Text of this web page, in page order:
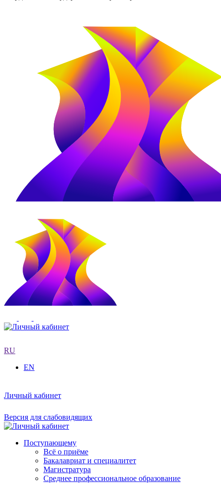
RU
EN
Личный кабинет
Версия для слабовидящих
Поступающему
Всё о приёме
Бакалавриат и специалитет
Магистратура
Среднее профессиональное образование